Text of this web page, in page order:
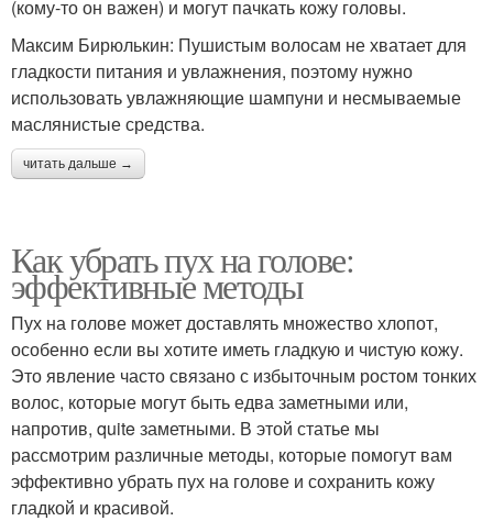
(кому-то он важен) и могут пачкать кожу головы.
Максим Бирюлькин: Пушистым волосам не хватает для
гладкости питания и увлажнения, поэтому нужно
использовать увлажняющие шампуни и несмываемые
маслянистые средства.
читать дальше →
Как убрать пух на голове:
эффективные методы
Пух на голове может доставлять множество хлопот,
особенно если вы хотите иметь гладкую и чистую кожу.
Это явление часто связано с избыточным ростом тонких
волос, которые могут быть едва заметными или,
напротив, quite заметными. В этой статье мы
рассмотрим различные методы, которые помогут вам
эффективно убрать пух на голове и сохранить кожу
гладкой и красивой.